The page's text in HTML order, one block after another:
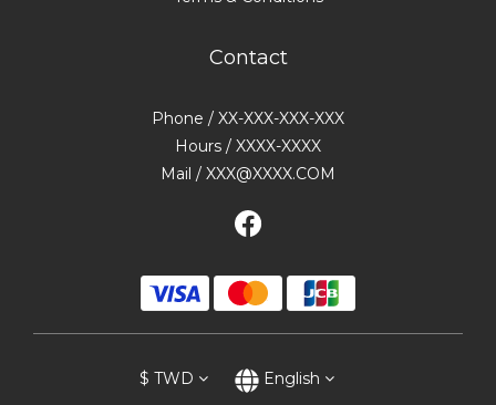
Contact
Phone / XX-XXX-XXX-XXX
Hours / XXXX-XXXX
Mail / XXX@XXXX.COM
$ TWD English